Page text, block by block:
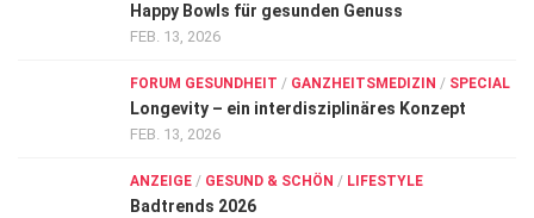
Happy Bowls für gesunden Genuss
FEB. 13, 2026
FORUM GESUNDHEIT / GANZHEITSMEDIZIN / SPECIAL
Longevity – ein interdisziplinäres Konzept
FEB. 13, 2026
ANZEIGE / GESUND & SCHÖN / LIFESTYLE
Badtrends 2026